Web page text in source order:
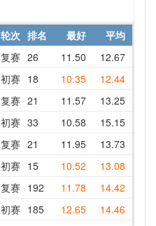
轮次 排名 最好 平均
复赛 26 11.50 12.67
初赛 18 10.35 12.44
复赛 21 11.57 13.25
初赛 33 10.58 15.15
复赛 21 11.95 13.73
初赛 15 10.52 13.08
复赛 192 11.78 14.42
初赛 185 12.65 14.46